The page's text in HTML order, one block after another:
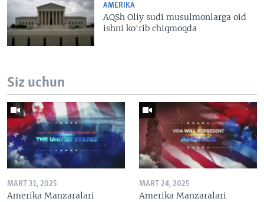
AMERIKA
AQSh Oliy sudi musulmonlarga oid
ishni ko'rib chiqmoqda
Siz uchun
MART 31, 2025
Amerika Manzaralari
MART 24, 2025
Amerika Manzaralari